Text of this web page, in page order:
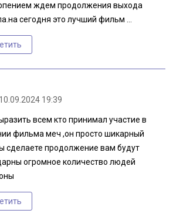
ждем продолжения выхода
сегодня это лучший фильм …
| 10.09.2024 19:39
всем кто принимал участие в
фильма меч ,он просто шикарный
сделаете продолжение вам будут
огромное количество людей